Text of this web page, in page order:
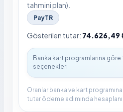
tahmini plan).
PayTR
Gösterilen tutar: 74.626,49
Oranlar banka ve kart
tutar ödeme adımında